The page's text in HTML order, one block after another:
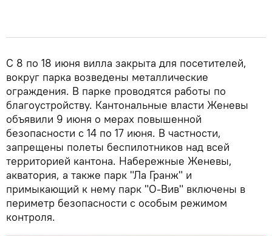
С 8 по 18 июня вилла закрыта для посетителей,
вокруг парка возведены металлические
ограждения. В парке проводятся работы по
благоустройству. Кантональные власти Женевы
объявили 9 июня о мерах повышенной
безопасности с 14 по 17 июня. В частности,
запрещены полеты беспилотников над всей
территорией кантона. Набережные Женевы,
акватория, а также парк "Ла Гранж" и
примыкающий к нему парк "О-Вив" включены в
периметр безопасности с особым режимом
контроля.